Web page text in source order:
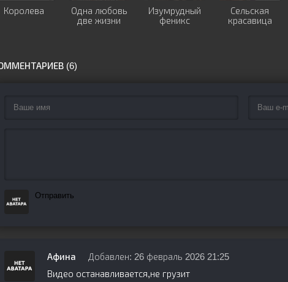
Королева
Одна любовь
две жизни
Изумрудный
феникс
Сельская
красавица
(6)
Отправить
Афина Добавлен: 26 февраль 2026 21:25
Видео останавливается,не грузит